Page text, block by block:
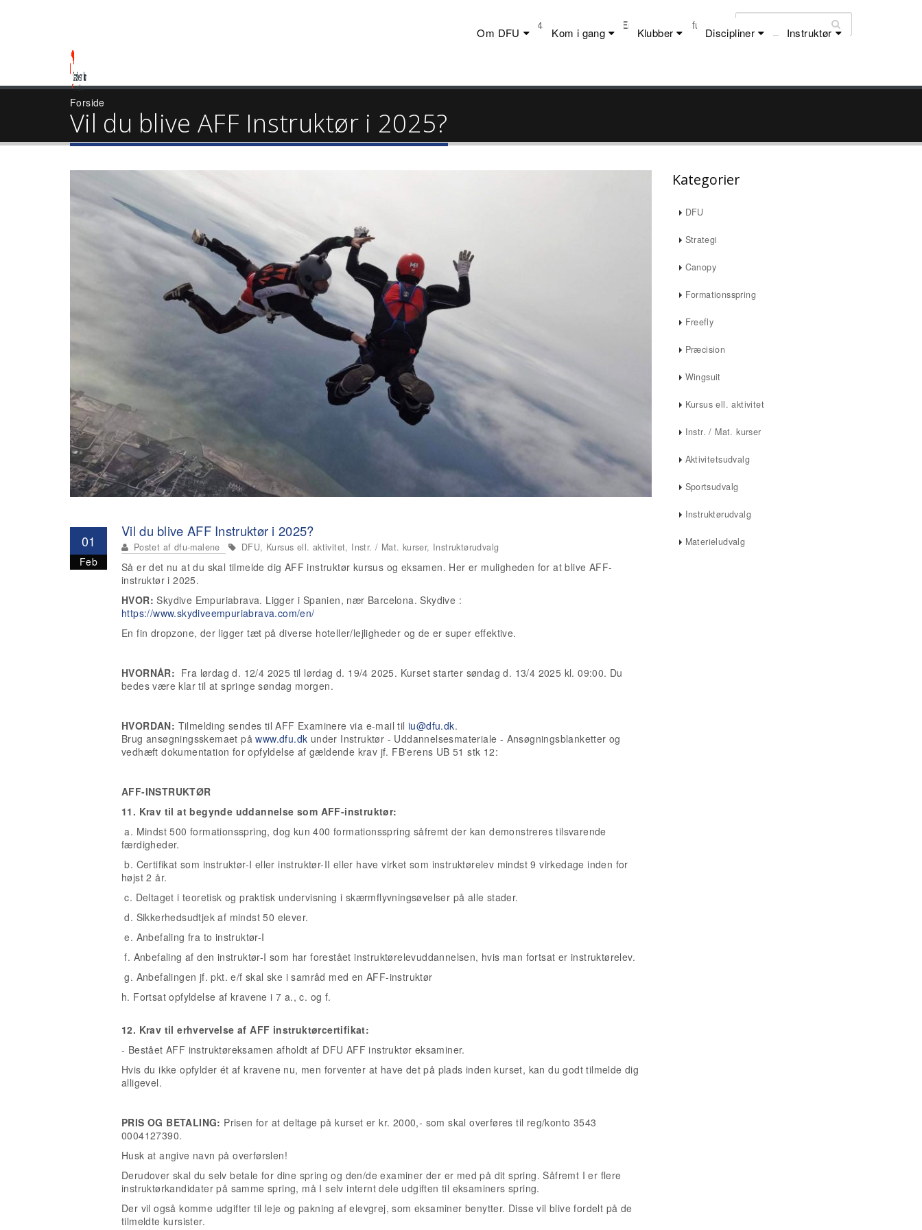
+45 23 44 20 19 Email: dfu@dfu.dk
Om DFU Kom i gang Klubber Discipliner Instruktør
Forside
Vil du blive AFF Instruktør i 2025?
01
Feb
Vil du blive AFF Instruktør i 2025?
Postet af dfu-malene DFU, Kursus ell. aktivitet, Instr. / Mat. kurser, Instruktørudvalg
Så er det nu at du skal tilmelde dig AFF instruktør kursus og eksamen. Her er muligheden for at blive AFF-
instruktør i 2025.
HVOR: Skydive Empuriabrava. Ligger i Spanien, nær Barcelona. Skydive :
https://www.skydiveempuriabrava.com/en/
En fin dropzone, der ligger tæt på diverse hoteller/lejligheder og de er super effektive.
HVORNÅR: Fra lørdag d. 12/4 2025 til lørdag d. 19/4 2025. Kurset starter søndag d. 13/4 2025 kl. 09:00. Du
bedes være klar til at springe søndag morgen.
HVORDAN: Tilmelding sendes til AFF Examinere via e-mail tiliu@dfu.dk.
Brug ansøgningsskemaet påwww.dfu.dk under Instruktør - Uddannelsesmateriale - Ansøgningsblanketter og
vedhæft dokumentation for opfyldelse af gældende krav jf. FB'erens UB 51 stk 12:
AFF-INSTRUKTØR
11. Krav til at begynde uddannelse som AFF-instruktør:
a. Mindst 500 formationsspring, dog kun 400 formationsspring såfremt der kan demonstreres tilsvarende
færdigheder.
b. Certifikat som instruktør-I eller instruktør-II eller have virket som instruktørelev mindst 9 virkedage inden for
højst 2 år.
c. Deltaget i teoretisk og praktisk undervisning i skærmflyvningsøvelser på alle stader.
d. Sikkerhedsudtjek af mindst 50 elever.
e. Anbefaling fra to instruktør-I
f. Anbefaling af den instruktør-I som har forestået instruktørelevuddannelsen, hvis man fortsat er instruktørelev.
g. Anbefalingen jf. pkt. e/f skal ske i samråd med en AFF-instruktør
h. Fortsat opfyldelse af kravene i 7 a., c. og f.
12. Krav til erhvervelse af AFF instruktørcertifikat:
- Bestået AFF instruktøreksamen afholdt af DFU AFF instruktør eksaminer.
Hvis du ikke opfylder ét af kravene nu, men forventer at have det på plads inden kurset, kan du godt tilmelde dig
alligevel.
PRIS OG BETALING: Prisen for at deltage på kurset er kr. 2000,- som skal overføres til reg/konto 3543
0004127390.
Husk at angive navn på overførslen!
Derudover skal du selv betale for dine spring og den/de examiner der er med på dit spring. Såfremt I er flere
instruktørkandidater på samme spring, må I selv internt dele udgiften til eksaminers spring.
Der vil også komme udgifter til leje og pakning af elevgrej, som eksaminer benytter. Disse vil blive fordelt på de
tilmeldte kursister.
Kategorier
DFU
Strategi
Canopy
Formationsspring
Freefly
Præcision
Wingsuit
Kursus ell. aktivitet
Instr. / Mat. kurser
Aktivitetsudvalg
Sportsudvalg
Instruktørudvalg
Materieludvalg